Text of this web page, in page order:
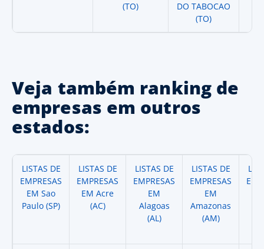
(TO)
DO TABOCAO
(TO)
Veja também ranking de
empresas em outros
estados:
LISTAS DE
EMPRESAS
EM Sao
Paulo (SP)
LISTAS DE
EMPRESAS
EM Acre
(AC)
LISTAS DE
EMPRESAS
EM
Alagoas
(AL)
LISTAS DE
EMPRESAS
EM
Amazonas
(AM)